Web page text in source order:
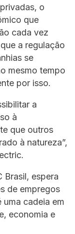
o
que
cada vez
a regulação
se
mesmo tempo
por isso.
a
à
que outros
à natureza”,
Brasil, espera
de empregos
uma cadeia em
economia e